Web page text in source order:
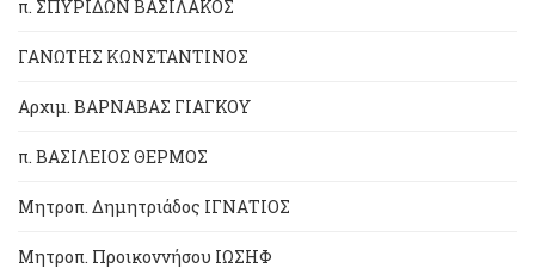
π. ΣΠΥΡΙΔΩΝ ΒΑΣΙΛΑΚΟΣ
ΓΑΝΩΤΗΣ ΚΩΝΣΤΑΝΤΙΝΟΣ
Αρχιμ. ΒΑΡΝΑΒΑΣ ΓΙΑΓΚΟΥ
π. ΒΑΣΙΛΕΙΟΣ ΘΕΡΜΟΣ
Μητροπ. Δημητριάδος ΙΓΝΑΤΙΟΣ
Μητροπ. Προικοννήσου ΙΩΣΗΦ